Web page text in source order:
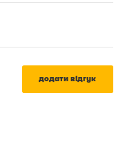
додати відгукдодати